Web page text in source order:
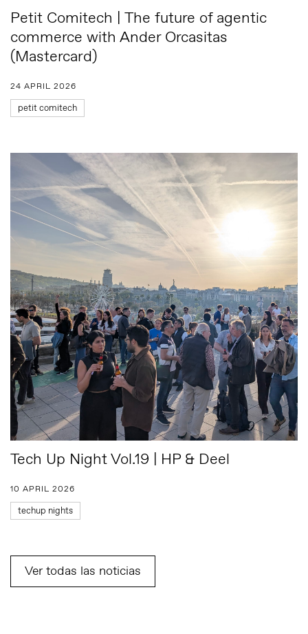
Petit Comitech | The future of agentic
commerce with Ander Orcasitas
(Mastercard)
24 APRIL 2026
petit comitech
Tech Up Night Vol.19 | HP & Deel
10 APRIL 2026
techup nights
Ver todas las noticias